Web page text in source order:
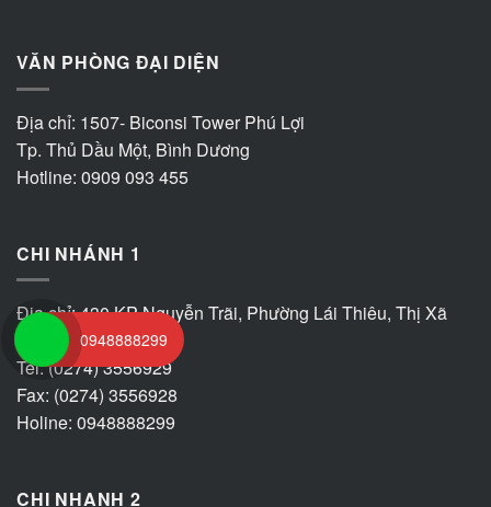
VĂN PHÒNG ĐẠI DIỆN
Địa chỉ: 1507- Biconsi Tower Phú Lợi
Tp. Thủ Dầu Một, Bình Dương
Hotline: 0909 093 455
CHI NHÁNH 1
Địa chỉ: 430 KP Nguyễn Trãi, Phường Lái Thiêu, Thị Xã
Thuận An
Tel: (0274) 3556929
Fax: (0274) 3556928
Holine: 0948888299
CHI NHANH 2
0948888299